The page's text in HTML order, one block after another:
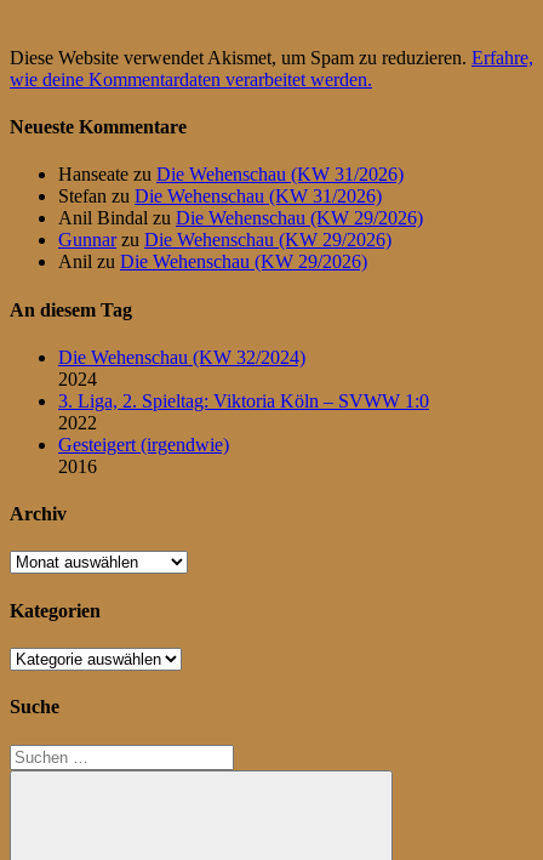
Diese Website verwendet Akismet, um Spam zu reduzieren. Erfahre,
wie deine Kommentardaten verarbeitet werden.
Neueste Kommentare
Hanseate zu Die Wehenschau (KW 31/2026)
Stefan zu Die Wehenschau (KW 31/2026)
Anil Bindal zu Die Wehenschau (KW 29/2026)
Gunnarzu Die Wehenschau (KW 29/2026)
Anil zu Die Wehenschau (KW 29/2026)
An diesem Tag
Die Wehenschau (KW 32/2024)
2024
3. Liga, 2. Spieltag: Viktoria Köln – SVWW 1:0
2022
Gesteigert (irgendwie)
2016
Archiv
Archiv
Kategorien
Kategorien
Suche
Suchen
nach: